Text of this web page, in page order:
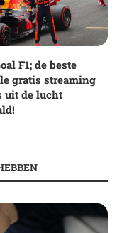
F1; de beste
gratis streaming
uit de lucht